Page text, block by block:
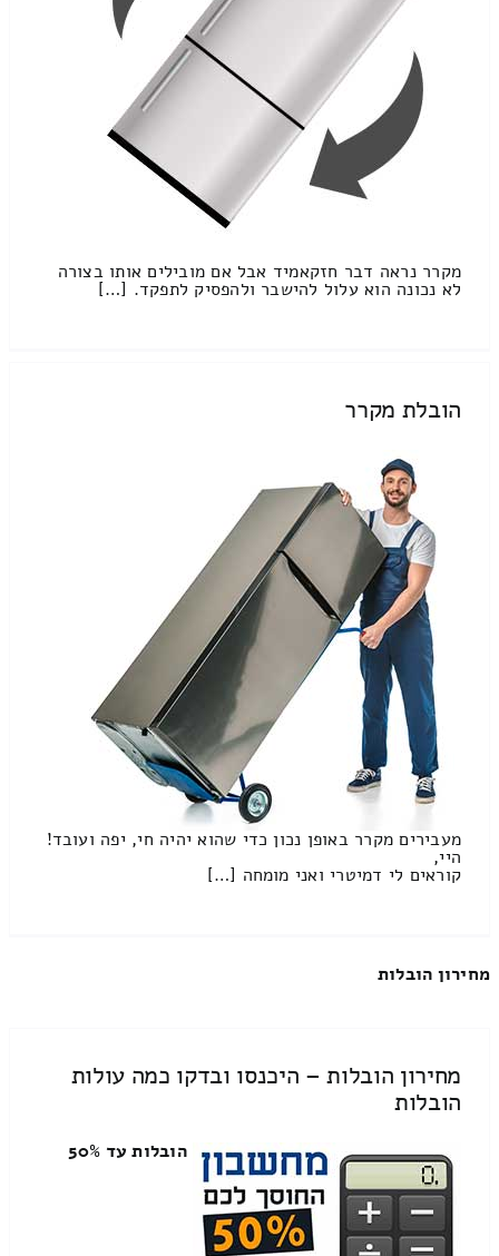
מקרר נראה דבר חזקאמיד אבל אם מובילים אותו בצורה
לא נכונה הוא עלול להישבר ולהפסיק לתפקד. […]
הובלת מקרר
מעבירים מקרר באופן נכון כדי שהוא יהיה חי, יפה ועובד!
היי,
קוראים לי דמיטרי ואני מומחה […]
מחירון הובלות
מחירון הובלות – היכנסו ובדקו כמה עולות
הובלות
הובלות עד 50%